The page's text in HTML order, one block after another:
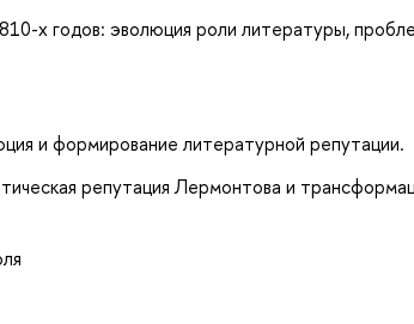
х годов: эволюция роли литературы,
и формирование литературной репутации.
репутация Лермонтова и